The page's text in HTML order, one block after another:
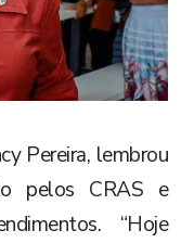
Pereira, lembrou
pelos CRAS e
“Hoje